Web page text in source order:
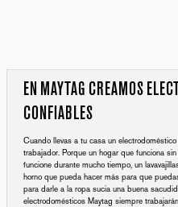
EN MAYTAG CREAMOS
CONFIABLES
Cuando llevas a tu casa un
trabajador. Porque un hogar que funciona
funcione durante mucho tiempo, un
horno que pueda hacer más para que
para darle a la ropa sucia una buena
electrodomésticos Maytag siempre